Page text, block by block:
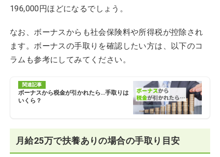
196,000円ほどになるでしょう。
なお、ボーナスからも社会保険料や所得税が控除され
ます。ボーナスの手取りを確認したい方は、以下のコ
ラムも参考にしてみてください。
関連記事
ボーナスから税金が引かれたら…手取りは
いくら？
月給25万で扶養ありの場合の手取り目安